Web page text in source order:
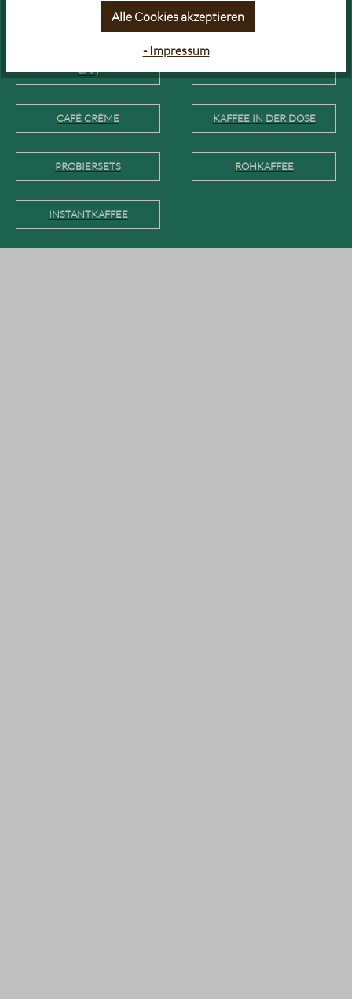
& ESPRESSO (DECAF & LOW
CAF)
CAFÉ CRÈME KAFFEE IN DER DOSE
PROBIERSETS ROHKAFFEE
INSTANTKAFFEE
Alle Cookies akzeptieren
- Impressum